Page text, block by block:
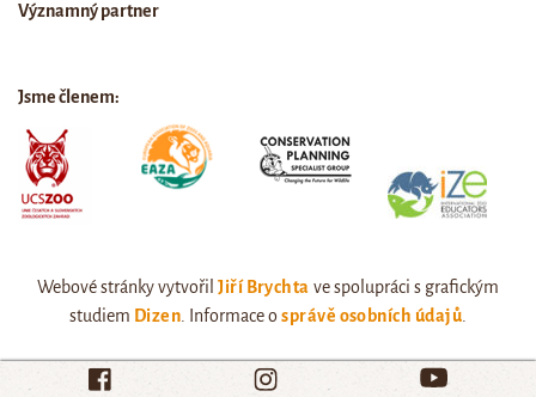
Významný partner
Jsme členem:
Webové stránky vytvořilJiří Brychta ve spolupráci s grafickým
studiem Dizen. Informace osprávě osobních údajů.